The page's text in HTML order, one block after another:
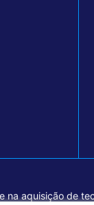
aquisição de